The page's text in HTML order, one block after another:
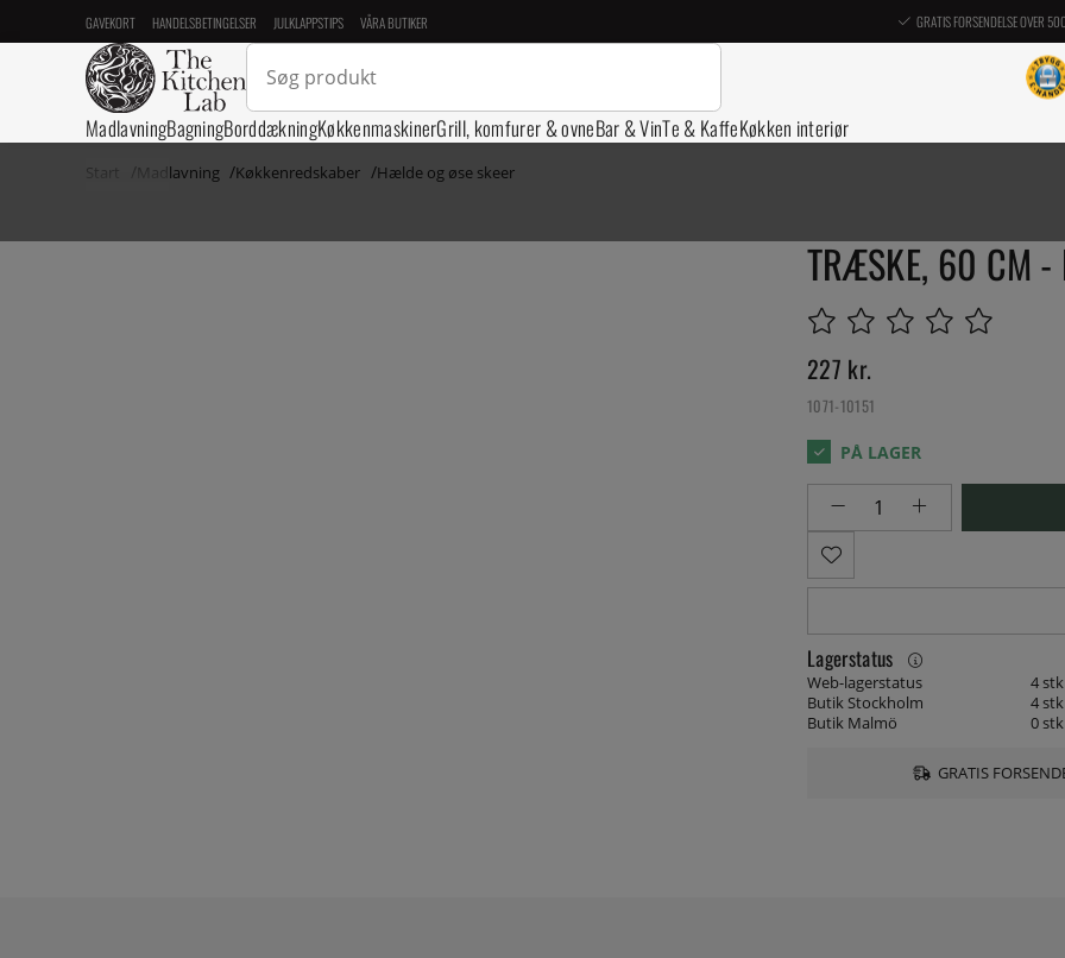
GAVEKORT HANDELSBETINGELSER JULKLAPPSTIPS VÅRA BUTIKER GRATIS FORSENDELSE OVER
MadlavningBagningBorddækningKøkkenmaskinerGrill, komfurer & ovneBar & VinTe & KaffeKøkken interiør
Start Madlavning Køkkenredskaber Hælde og øse skeer
TRÆSKE, 60 CM -
227 kr.
1071-10151
Lagerstatus
Web-lagerstatus
4
Butik Stockholm
4
Butik Malmö
0
GRATIS